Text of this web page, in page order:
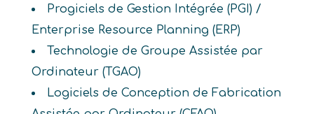
Progiciels de Gestion Intégrée (PGI) /
Enterprise Resource Planning (ERP)
Technologie de Groupe Assistée par
Ordinateur (TGAO)
Logiciels de Conception de Fabrication